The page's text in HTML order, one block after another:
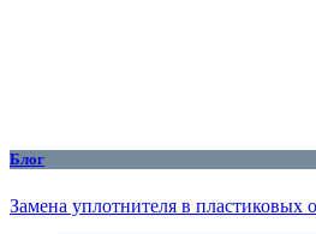
Блог
Замена уплотнителя в пластиковых